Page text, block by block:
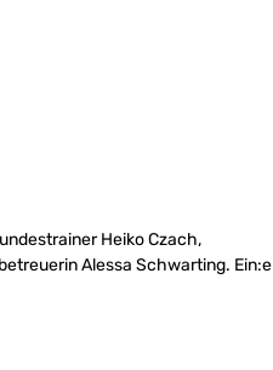
Heiko Czach,
Alessa Schwarting. Ein:e